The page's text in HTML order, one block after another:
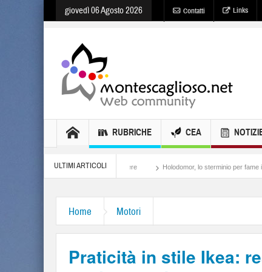
giovedì 06 Agosto 2026 Contatti Links
RUBRICHE CEA
ULTIMI ARTICOLI
Meloni, il lamento al potere Holodomor, lo sterminio per fame in Ucraina
Home Motori
Praticità in stile Ikea: